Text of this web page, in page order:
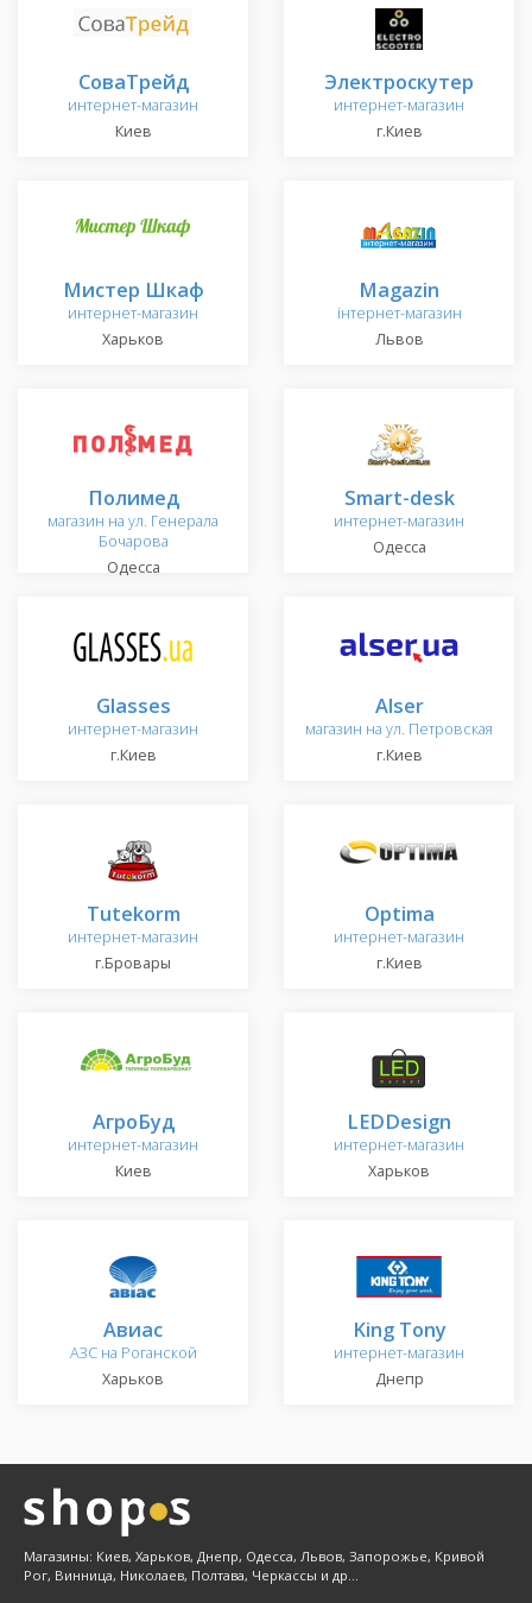
СоваТрейд
интернет-магазин
Киев
Электроскутер
интернет-магазин
г.Киев
Мистер Шкаф
интернет-магазин
Харьков
Magazin
інтернет-магазин
Львов
Полимед
магазин на ул. Генерала
Бочарова
Одесса
Smart-desk
интернет-магазин
Одесса
Glasses
интернет-магазин
г.Киев
Alser
магазин на ул. Петровская
г.Киев
Tutekorm
интернет-магазин
г.Бровары
Optima
интернет-магазин
г.Киев
АгроБуд
интернет-магазин
Киев
LEDDesign
интернет-магазин
Харьков
Авиас
АЗС на Роганской
Харьков
King Tony
интернет-магазин
Днепр
Магазины: Киев, Харьков, Днепр, Одесса, Львов, Запорожье, Кривой
Рог, Винница, Николаев, Полтава, Черкассы и др...